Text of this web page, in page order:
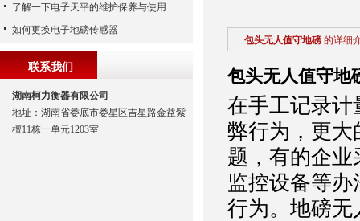
包头无人值守地磅 的详细
包头无人值守地
在手工记录计
弊行为，更大
题，有的企
监控设备等
行为。地磅无
了解一下电子天平的维护保养与使用注意事项
如何更换电子地磅传感器
联系我们
湖南柯力衡器有限公司
地址：湖南省娄底市娄星区吉星路金益紫
檀11栋一单元1203室